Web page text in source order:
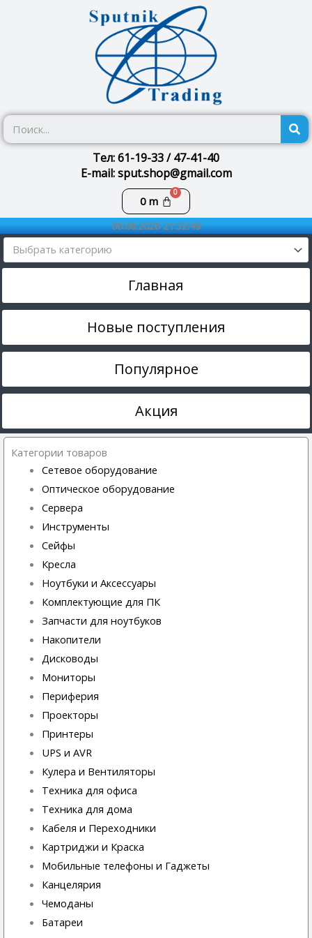
Тел: 61-19-33 / 47-41-40
E-mail: sput.shop@gmail.com
0m
Корзина
06.08.2026 21:32:49
Выбрать категорию
Главная
Новые поступления
Популярное
Акция
Категории товаров
Сетевое оборудование
Оптическое оборудование
Сервера
Инструменты
Сейфы
Кресла
Ноутбуки и Аксессуары
Комплектующие для ПК
Запчасти для ноутбуков
Накопители
Дисководы
Мониторы
Периферия
Проекторы
Принтеры
UPS и AVR
Кулера и Вентиляторы
Техника для офиса
Техника для дома
Кабеля и Переходники
Картриджи и Краска
Мобильные телефоны и Гаджеты
Канцелярия
Чемоданы
Батареи